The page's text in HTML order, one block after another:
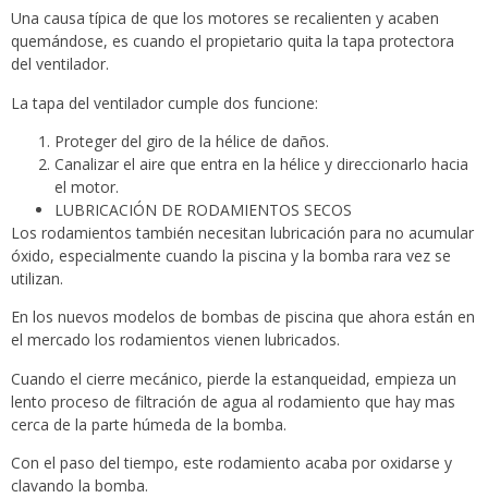
Una causa típica de que los motores se recalienten y acaben
quemándose, es cuando el propietario quita la tapa protectora
del ventilador.
La tapa del ventilador cumple dos funcione:
Proteger del giro de la hélice de daños.
Canalizar el aire que entra en la hélice y direccionarlo hacia
el motor.
LUBRICACIÓN DE RODAMIENTOS SECOS
Los rodamientos también necesitan lubricación para no acumular
óxido, especialmente cuando la piscina y la bomba rara vez se
utilizan.
En los nuevos modelos de bombas de piscina que ahora están en
el mercado los rodamientos vienen lubricados.
Cuando el cierre mecánico, pierde la estanqueidad, empieza un
lento proceso de filtración de agua al rodamiento que hay mas
cerca de la parte húmeda de la bomba.
Con el paso del tiempo, este rodamiento acaba por oxidarse y
clavando la bomba.